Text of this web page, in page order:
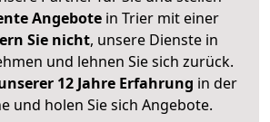
Angebote in Trier mit einer
Sie nicht, unsere Dienste in
und lehnen Sie sich zurück.
12 Jahre Erfahrung in der
und holen Sie sich Angebote.